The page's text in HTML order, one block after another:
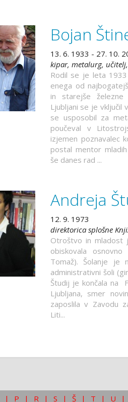
Bojan
13. 6. 1933 - 27. 10.
kipar, metalurg,
Rodil se je leta
enega od
in starejše
Ljubljani se je vključil
se usposobil za
poučeval v
izjemen poznavalec
postal mentor
še danes rad ...
Andreja
12. 9. 1973
direktorica splošne
Otroštvo in mladost
obiskovala
Tomaž). Šolanje je
administrativni šoli
Študij je končala na
Ljubljana, smer
zaposlila v Zavodu
Liti...
| P | R | S | Š | T | U |